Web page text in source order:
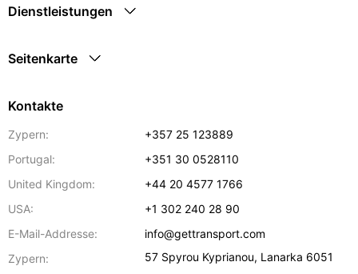
Dienstleistungen
Seitenkarte
Kontakte
Zypern:
+357 25 123889
Portugal:
+351 30 0528110
United Kingdom:
+44 20 4577 1766
USA:
+1 302 240 28 90
E-Mail-Addresse:
info@gettransport.com
Zypern:
57 Spyrou Kyprianou, Lanarka 6051